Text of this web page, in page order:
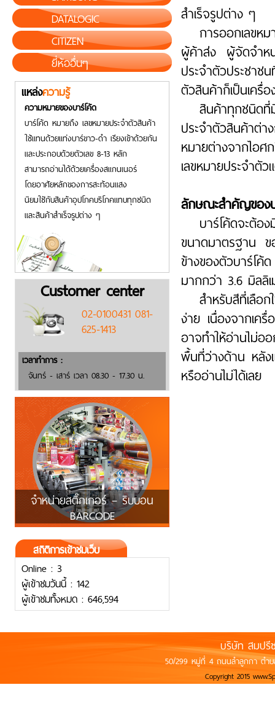
DATALOGIC
CITIZEN
ยี่ห้ออื่นๆ
แหล่งความรู้
ความหมายของบาร์โค้ด
บาร์โค้ด หมายถึง เลขหมายประจำตัวสินค้า
ใช้แทนด้วยแท่งบาร์ขาว-ดำ เรียงเข้าด้วยกัน
และประกอบด้วยตัวเลข 8-13 หลัก
สามารถอ่านได้ด้วยเครื่องสแกนเนอร์
โดยอาศัยหลักของการสะท้อนแสง
นิยมใชักับสินค้าอุปโภคบริโภคแทบทุกชนิด
และสินค้าสำเร็จรูปต่าง ๆ
Customer center
02-0100431 081-
625-1413
เวลาทำการ :
จันทร์ - เสาร์ เวลา 08.30 - 17.30 น.
จำหน่ายสติ๊กเกอร์ – ริบบอน
BARCODE
สถิติการเข้าชมเว็บ
Online : 3
ผู้เข้าชมวันนี้ : 142
ผู้เข้าชมทั้งหมด : 646,594
สำเร็จรูปต่าง ๆ
การออกเลขห
ผู้ค้าส่ง ผู้จัดจำห
ประจำตัวประชาช
ตัวสินค้าก็เป็นเค
สินค้าทุกชนิดที่
ประจำตัวสินค้าต่า
หมายต่างจากไอ
เลขหมายประจำตั
ลักษณะสำคัญของ
บาร์โค้ดจะต้อ
ขนาดมาตรฐาน ข
ข้างของตัวบาร์โ
มากกว่า 3.6 มิลลิ
สำหรับสีที่เลือ
ง่าย เนื่องจากเค
อาจทำให้อ่านไม่
พื้นที่ว่างด้าน หลัง
หรืออ่านไม่ได้เลย
บริษัท สมปรี
50/299 หมู่ที่ 4 ถนนลำลูกกา ตำบ
Copyright 2015